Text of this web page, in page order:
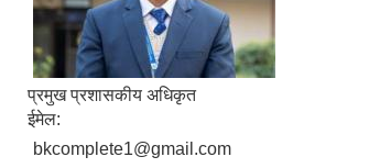
प्रमुख प्रशासकीय अधिकृत
ईमेल:
bkcomplete1@gmail.com